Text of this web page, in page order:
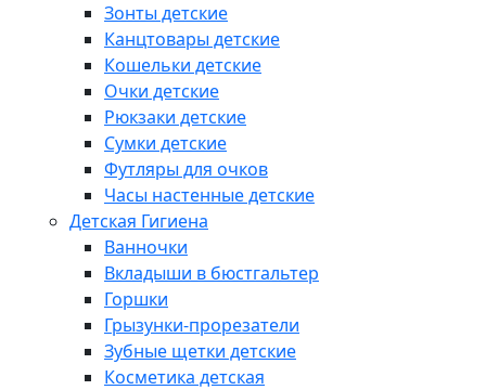
Зонты детские
Канцтовары детские
Кошельки детские
Очки детские
Рюкзаки детские
Сумки детские
Футляры для очков
Часы настенные детские
Детская Гигиена
Ванночки
Вкладыши в бюстгальтер
Горшки
Грызунки-прорезатели
Зубные щетки детские
Косметика детская